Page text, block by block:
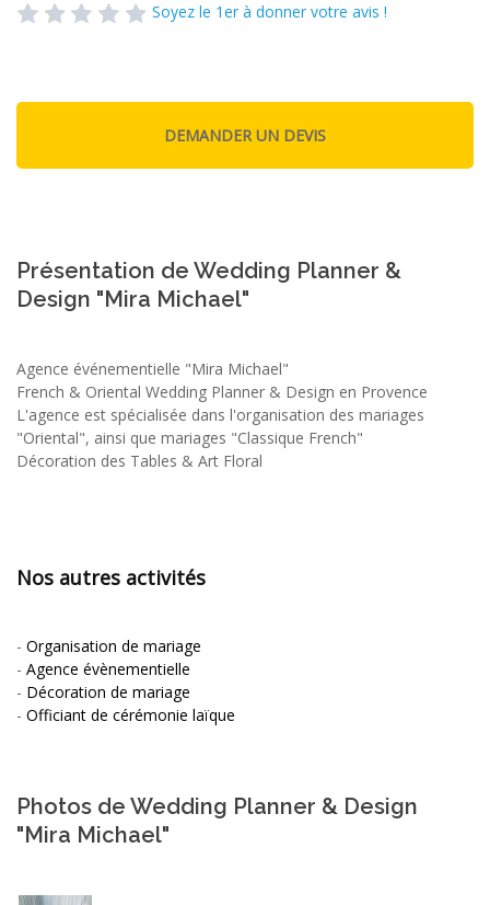
Soyez le 1er à donner votre avis !
Présentation de Wedding Planner &
Design "Mira Michael"
Agence événementielle "Mira Michael"
French & Oriental Wedding Planner & Design en Provence
L'agence est spécialisée dans l'organisation des mariages
"Oriental", ainsi que mariages "Classique French"
Décoration des Tables & Art Floral
Nos autres activités
- Organisation de mariage
- Agence évènementielle
- Décoration de mariage
- Officiant de cérémonie laïque
Photos de Wedding Planner & Design
"Mira Michael"